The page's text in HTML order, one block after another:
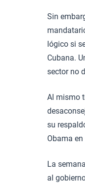
Sin
lógico si
Cubana.
sector no
Al mismo
su
Obama
La
al